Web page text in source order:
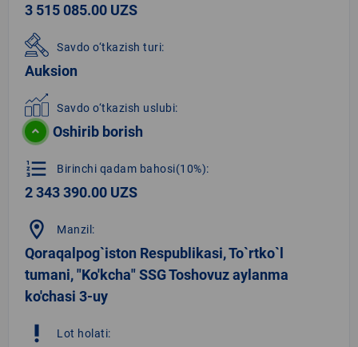
3 515 085.00 UZS
Savdo o‘tkazish turi:
Auksion
Savdo o‘tkazish uslubi:
Oshirib borish
format_list_numbered Birinchi qadam bahosi(10%):
2 343 390.00 UZS
location_on Manzil:
Qoraqalpog`iston Respublikasi, To`rtko`l
tumani, "Ko'kcha" SSG Toshovuz aylanma
ko'chasi 3-uy
priority_high Lot holati: